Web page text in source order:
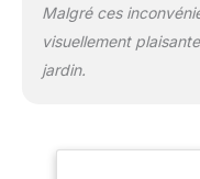
Malgré ces
visuellement
jardin.